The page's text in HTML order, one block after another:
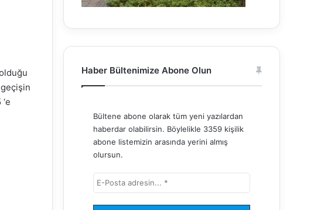
Haber Bültenimize Abone Olun
Bültene abone olarak tüm yeni yazılardan
haberdar olabilirsin. Böylelikle 3359 kişilik
abone listemizin arasında yerini almış
olursun.